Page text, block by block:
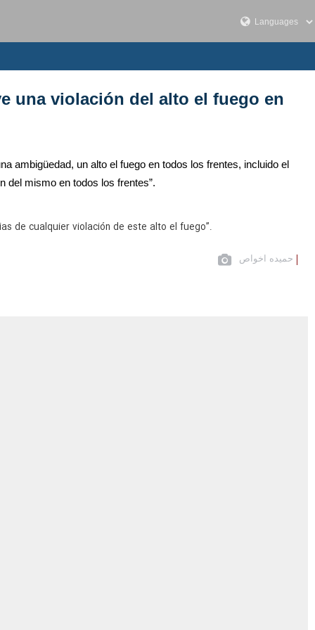
una violación del alto el fuego en
ambigüedad, un alto el fuego en todos los frentes, incluido el
del mismo en todos los frentes”.
de cualquier violación de este alto el fuego”.
حمیده اخواص